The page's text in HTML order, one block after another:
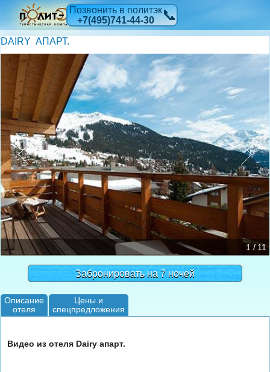
Позвонить в политэк
+7(495)741-44-30
📞
DAIRY АПАРТ.
1 / 11
Забронировать на 7 ночей
Описание
отеля
Цены и
спецпредложения
Видео из отеля Dairy апарт.